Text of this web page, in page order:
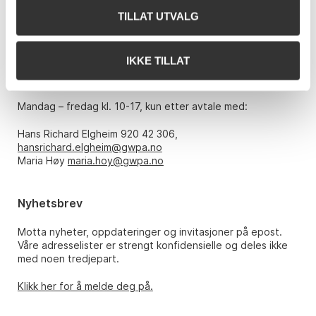
TILLAT UTVALG
IKKE TILLAT
E-post:post@gwpa.no
Åpningstider
Mandag – fredag kl. 10-17, kun etter avtale med:
Hans Richard Elgheim 920 42 306,
hansrichard.elgheim@gwpa.no
Maria Høy maria.hoy@gwpa.no
Nyhetsbrev
Motta nyheter, oppdateringer og invitasjoner på epost.
Våre adresselister er strengt konfidensielle og deles ikke
med noen tredjepart.
Klikk her for å melde deg på.